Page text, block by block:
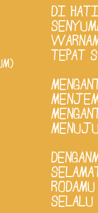
DI
TEPAT